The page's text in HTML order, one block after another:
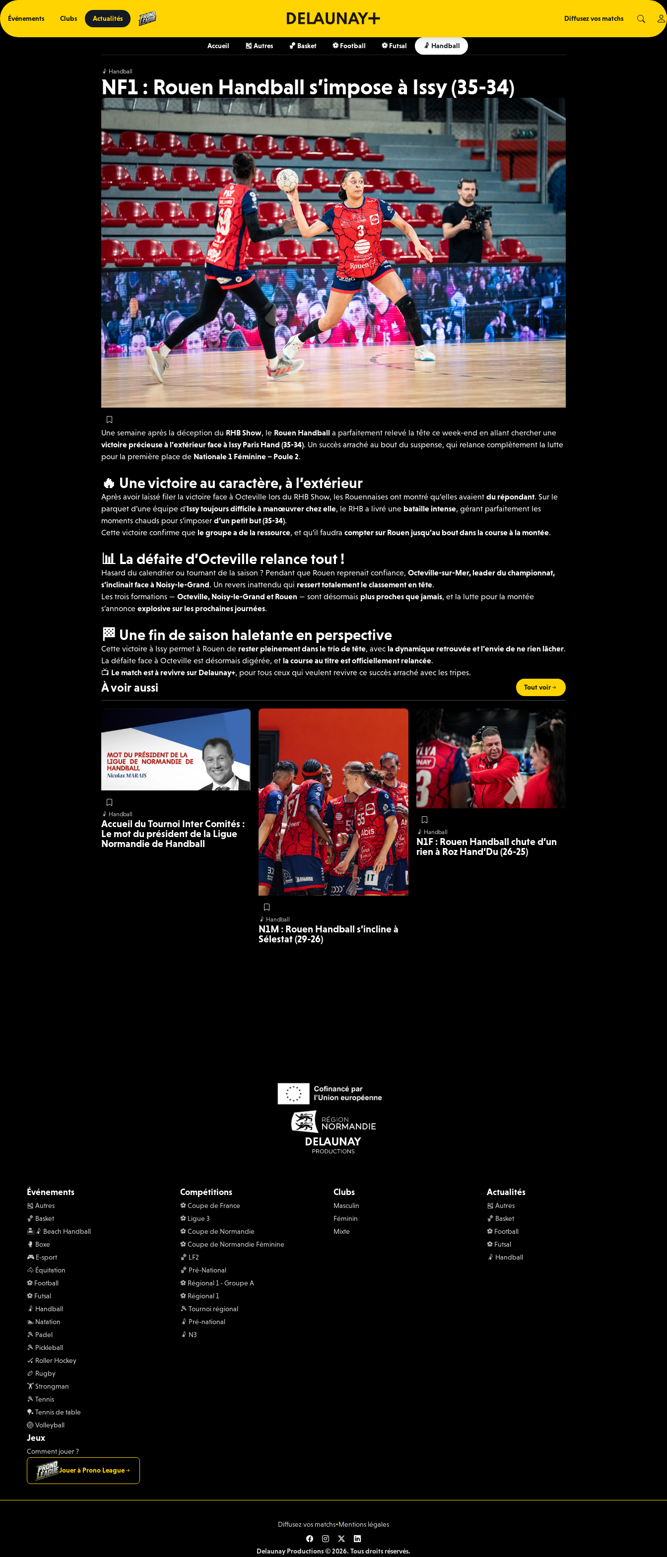
Événements Clubs Actualités Diffusez vos matchs
Accueil 🎽 Autres 🏀 Basket ⚽️ Football ⚽️ Futsal 🤾 Handball
🤾 Handball
NF1 : Rouen Handball s’impose à Issy (35-34)
Une semaine après la déception du RHB Show, le Rouen Handball a parfaitement relevé la tête ce week-end en allant chercher une
victoire précieuse à l’extérieur face à Issy Paris Hand (35-34). Un succès arraché au bout du suspense, qui relance complètement la lutte
pour la première place de Nationale 1 Féminine – Poule 2.
🔥 Une victoire au caractère, à l’extérieur
Après avoir laissé filer la victoire face à Octeville lors du RHB Show, les Rouennaises ont montré qu’elles avaient du répondant. Sur le
parquet d’une équipe d’Issy toujours difficile à manœuvrer chez elle, le RHB a livré une bataille intense, gérant parfaitement les
moments chauds pour s’imposer d’un petit but (35-34).
Cette victoire confirme que le groupe a de la ressource, et qu’il faudra compter sur Rouen jusqu’au bout dans la course à la montée.
📊 La défaite d’Octeville relance tout !
Hasard du calendrier ou tournant de la saison ? Pendant que Rouen reprenait confiance, Octeville-sur-Mer, leader du championnat,
s’inclinait face à Noisy-le-Grand. Un revers inattendu qui ressert totalement le classement en tête.
Les trois formations — Octeville, Noisy-le-Grand et Rouen — sont désormais plus proches que jamais, et la lutte pour la montée
s’annonce explosive sur les prochaines journées.
🏁 Une fin de saison haletante en perspective
Cette victoire à Issy permet à Rouen de rester pleinement dans le trio de tête, avec la dynamique retrouvée et l’envie de ne rien lâcher.
La défaite face à Octeville est désormais digérée, et la course au titre est officiellement relancée.
📺 Le match est à revivre sur Delaunay+, pour tous ceux qui veulent revivre ce succès arraché avec les tripes.
À voir aussi Tout voir
🤾 Handball
Accueil du Tournoi Inter Comités :
Le mot du président de la Ligue
Normandie de Handball
🤾 Handball
N1M : Rouen Handball s’incline à
Sélestat (29-26)
🤾 Handball
N1F : Rouen Handball chute d’un
rien à Roz Hand’Du (26-25)
Événements
🎽 Autres
🏀 Basket
🏝️🤾 Beach Handball
🥊 Boxe
🎮 E-sport
🐴 Équitation
⚽️ Football
⚽️ Futsal
🤾 Handball
🏊 Natation
🎾 Padel
🎾 Pickleball
🏑 Roller Hockey
🏉 Rugby
🏋 Strongman
🎾 Tennis
🏓 Tennis de table
🏐 Volleyball
Compétitions
⚽️ Coupe de France
⚽️ Ligue 3
⚽️ Coupe de Normandie
⚽️ Coupe de Normandie Féminine
🏀 LF2
🏀 Pré-National
⚽️ Régional 1 - Groupe A
⚽️ Régional 1
🎾 Tournoi régional
🤾 Pré-national
🤾 N3
Clubs
Masculin
Féminin
Mixte
Actualités
🎽 Autres
🏀 Basket
⚽️ Football
⚽️ Futsal
🤾 Handball
Jeux
Comment jouer ?
Jouer à Prono League
Diffusez vos matchs•Mentions légales
Delaunay Productions © 2026. Tous droits réservés.